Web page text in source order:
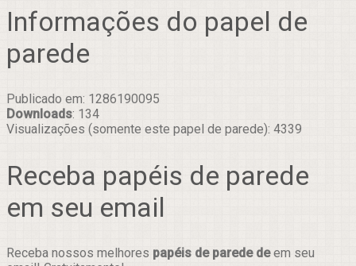
Informações do papel de
parede
Publicado em: 1286190095
Downloads: 134
Visualizações (somente este papel de parede): 4339
Receba papéis de parede
em seu email
Receba nossos melhores papéis de parede deem seu